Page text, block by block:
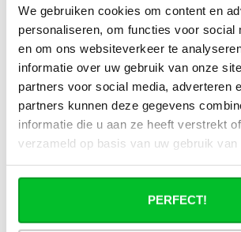
We gebruiken cookies om content en
personaliseren, om functies voor social
en om ons websiteverkeer te
informatie over uw gebruik van onze
partners voor social media, adverteren
partners kunnen deze gegevens
informatie die u aan ze heeft verstrekt
verzameld op basis van uw gebruik van
PERFECT!
Kan ik alle radiatoren op de
toepassen in combinatie met
stadsverwarming?
Werkt een paneelradiator ook
graden aanvoertemperatuur?
Heb je een vraag over dit product
Simon helpt je graag en kan al je